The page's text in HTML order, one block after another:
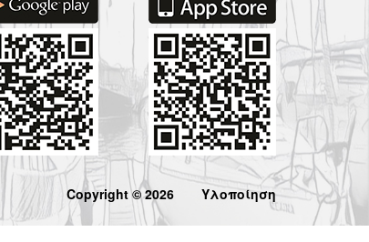
Copyright © 2026 Υλοποίηση